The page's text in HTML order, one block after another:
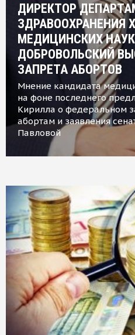
ДИРЕКТОР
ЗДРАВООХРАНЕНИЯ
МЕДИЦИНСКИХ
ДОБРОВОЛЬСКИЙ
ЗАПРЕТА АБОРТОВ
Мнение кандидата
на фоне последнего
Кирилла о федеральном
абортам и заявления
Павловой